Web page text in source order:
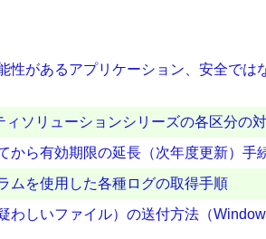
性があるアプリケーション、安全で
ィソリューションシリーズの各区分の
から有効期限の延長（次年度更新）手
ムを使用した各種ログの取得手順
わしいファイル）の送付方法（